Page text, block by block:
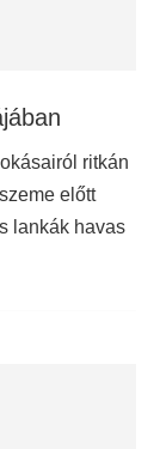
ritkán
előtt
lankák havas